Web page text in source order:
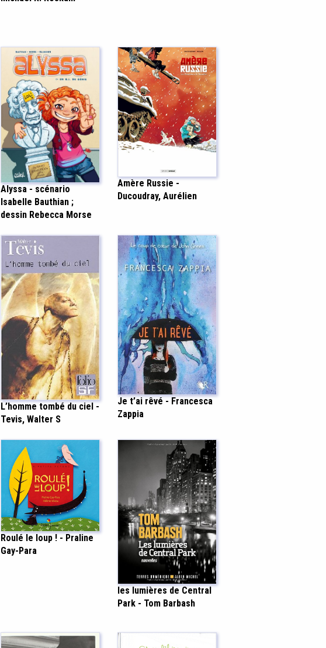
Alyssa - scénario
Isabelle Bauthian ;
dessin Rebecca Morse
Amère Russie -
Ducoudray, Aurélien
L’homme tombé du ciel -
Tevis, Walter S
Je t’ai rêvé - Francesca
Zappia
Roulé le loup ! - Praline
Gay-Para
les lumières de Central
Park - Tom Barbash